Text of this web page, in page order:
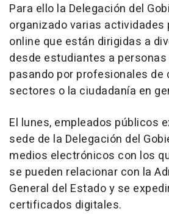
Para ello la Delegación del
organizado varias
online que están dirigidas a
desde estudiantes a
pasando por profesionales de
sectores o la ciudadanía en
El lunes, empleados públicos
sede de la Delegación del
medios electrónicos con los
se pueden relacionar con la
General del Estado y se
certificados digitales.